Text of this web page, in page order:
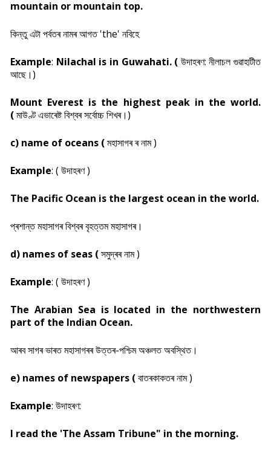
mountain or mountain top.
কিন্তু এটা পৰ্বতৰ নামৰ আগত 'the' নবিহে
Example: Nilachal is in Guwahati. ( উদাহৰণ: নীলাচল গুৱাহাটীত
আছে।)
Mount Everest is the highest peak in the world.
(মাউণ্ট এভাৰেষ্ট বিশ্বৰ সৰ্বোচ্চ শিখৰ।)
c) name of oceans (মহাসাগৰ ৰ নাম )
Example: ( উদাহৰণ )
The Pacific Ocean is the largest ocean in the world.
প্ৰশান্ত মহাসাগৰ বিশ্বৰ বৃহত্তম মহাসাগৰ।
d) names of seas (সমুদ্ৰৰ নাম )
Example: ( উদাহৰণ )
The Arabian Sea is located in the northwestern
part of the Indian Ocean.
আৰব সাগৰ ভাৰত মহাসাগৰৰ উত্তৰ-পশ্চিম অঞ্চলত অবস্থিত।
e) names of newspapers (বাতৰকাকতৰ নাম )
Example: উদাহৰণ:
I read the 'The Assam Tribune" in the morning.